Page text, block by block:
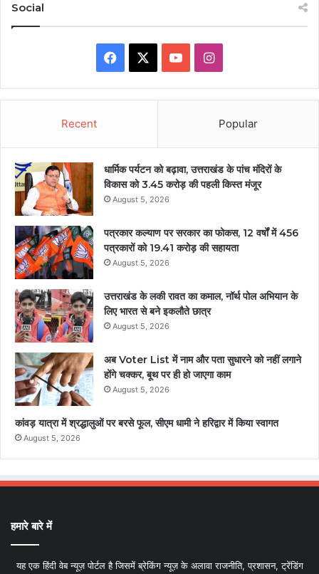
Social
Facebook YouTubeInstagram
Recent Popular
धार्मिक पर्यटन को बढ़ावा, उत्तराखंड के पांच मंदिरों के
विकास को 3.45 करोड़ की पहली किस्त मंजूर
August 5, 2026
पत्रकार कल्याण पर सरकार का फोकस, 12 वर्षों में 456
पत्रकारों को 19.41 करोड़ की सहायता
August 5, 2026
उत्तराखंड के लकी रावत का कमाल, नॉर्थ पोल अभियान के
लिए भारत से बने इकलौते छात्र
August 5, 2026
अब Voter List में नाम और पता सुधारने को नहीं लगाने
होंगे चक्कर, बूथ पर ही हो जाएगा काम
August 5, 2026
कांवड़ यात्रा में श्रद्धालुओं पर बरसे फूल, सीएम धामी ने हरिद्वार में किया स्वागत
August 5, 2026
हमारे बारे में
यह एक हिंदी वेब न्यूज़ पोर्टल है जिसमें ब्रेकिंग न्यूज़ के अलावा राजनीति, प्रशासन, ट्रेंडिंग